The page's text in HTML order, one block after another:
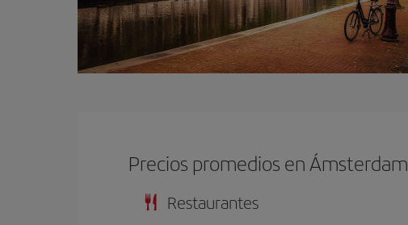
Precios promedios en Ámsterdam
Restaurantes